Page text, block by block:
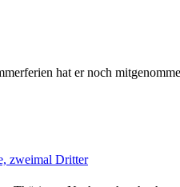
hat er noch
zweimal Dritter